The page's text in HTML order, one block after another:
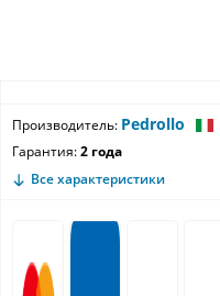
Производитель: Pedrollo
Гарантия:2 года
Все характеристики